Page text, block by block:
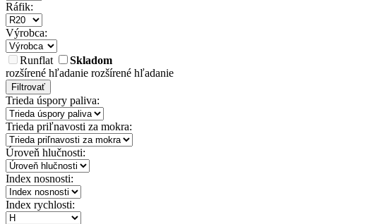
Ráfik:
Výrobca:
Runflat
Skladom
rozšírené hľadanie rozšírené hľadanie
Filtrovať
Trieda úspory paliva:
Trieda priľnavosti za mokra:
Úroveň hlučnosti:
Index nosnosti:
Index rychlosti: